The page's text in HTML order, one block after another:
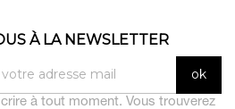
À LA NEWSLETTER
à tout moment. Vous trouverez